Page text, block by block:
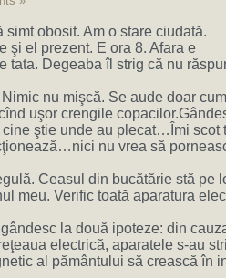
simt obosit. Am o stare ciudată.
şi el prezent. E ora 8. Afara e
tata. Degeaba îl strig că nu
nu mişcă. Se aude doar
uşor crengile
ştie unde au plecat…Îmi scot
nu vrea să
Ceasul din bucătărie stă pe
meu. Verific toată aparatura
la două ipoteze: din
electrică, aparatele s-au
al pământului să crească în